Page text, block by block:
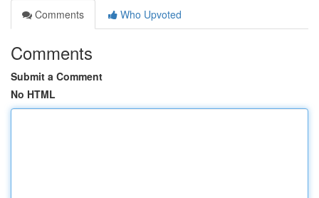
Comments
Who Upvoted
Comments
Submit a Comment
No HTML